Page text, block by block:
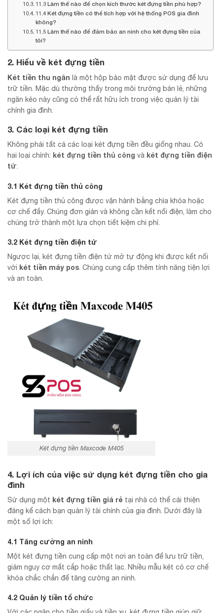
11.3 Làm thế nào để chọn kích thước két đựng tiền phù hợp?
11.4 Két đựng tiền có thể tích hợp với hệ thống POS gia đình
không?
11.5 Làm thế nào để đảm bảo an ninh cho két đựng tiền của
tôi?
2. Hiểu về két đựng tiền
Két tiền thu ngân là một hộp bảo mật được sử dụng để lưu
trữ tiền. Mặc dù thường thấy trong môi trường bán lẻ, những
ngăn kéo này cũng có thể rất hữu ích trong việc quản lý tài
chính gia đình.
3. Các loại két đựng tiền
Không phải tất cả các loại két đựng tiền đều giống nhau. Có
hai loại chính: két đựng tiền thủ công và két đựng tiền điện
tử.
3.1 Két đựng tiền thủ công
Két đựng tiền thủ công được vận hành bằng chìa khóa hoặc
cơ chế đẩy. Chúng đơn giản và không cần kết nối điện, làm cho
chúng trở thành một lựa chọn tiết kiệm chi phí.
3.2 Két đựng tiền điện tử
Ngược lại, két đựng tiền điện tử mở tự động khi được kết nối
với két tiền máy pos . Chúng cung cấp thêm tính năng tiện lợi
và an toàn.
Két đựng tiền Maxcode M405
4. Lợi ích của việc sử dụng két đựng tiền cho gia
đình
Sử dụng một két đựng tiền giá rẻ tại nhà có thể cải thiện
đáng kể cách bạn quản lý tài chính của gia đình. Dưới đây là
một số lợi ích:
4.1 Tăng cường an ninh
Một két đựng tiền cung cấp một nơi an toàn để lưu trữ tiền,
giảm nguy cơ mất cắp hoặc thất lạc. Nhiều mẫu két có cơ chế
khóa chắc chắn để tăng cường an ninh.
4.2 Quản lý tiền tổ chức